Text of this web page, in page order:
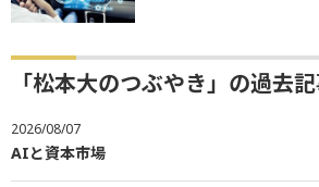
「松本大のつぶやき」の過去
2026/08/07
AIと資本市場